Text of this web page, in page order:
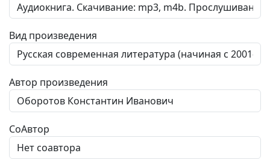
Вид произведения
Автор произведения
СоАвтор